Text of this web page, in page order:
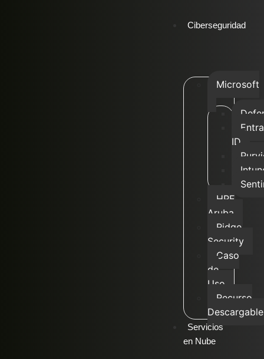
Ciberseguridad
Microsoft
Entra
ID
HPE
Aruba
Ridge
Security
Caso
de
Uso
Recurso
Descargable
Servicios
en Nube